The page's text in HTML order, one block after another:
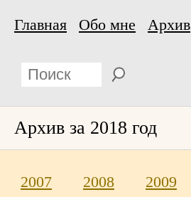
Главная Обо мне Архив
Архив за 2018 год
2007 2008 2009